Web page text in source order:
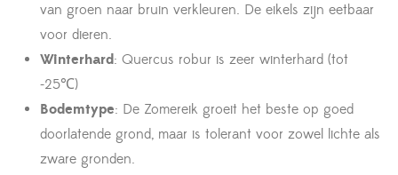
van groen naar bruin verkleuren. De eikels zijn eetbaar
voor dieren.
Winterhard: Quercus robur is zeer winterhard (tot
-25℃)
Bodemtype: De Zomereik groeit het beste op goed
doorlatende grond, maar is tolerant voor zowel lichte als
zware gronden.